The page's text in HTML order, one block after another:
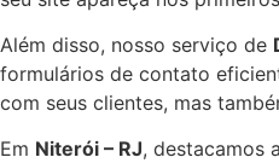
Além disso, nosso serviço de
formulários de contato
com seus clientes, mas
Em Niterói – RJ, destacamos